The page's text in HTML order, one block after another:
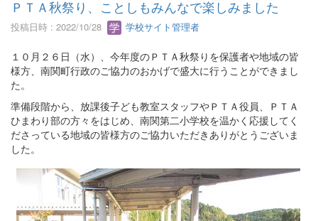
ＰＴＡ秋祭り、ことしもみんなで楽しみました
投稿日時 : 2022/10/28 学校サイト管理者
１０月２６日（水）、今年度のＰＴＡ秋祭りを保護者や地域の皆
様方、南関町行政のご協力のおかげで盛大に行うことができまし
た。
準備段階から、放課後子ども教室スタッフやＰＴＡ役員、ＰＴＡ
ひまわり部の方々をはじめ、南関第二小学校を温かく応援してく
ださっている地域の皆様方のご協力いただきありがとうございま
した。